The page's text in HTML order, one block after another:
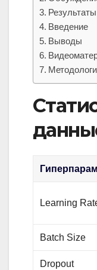
Результаты
Введение
Выводы
Learning
Batch Size
Dropout